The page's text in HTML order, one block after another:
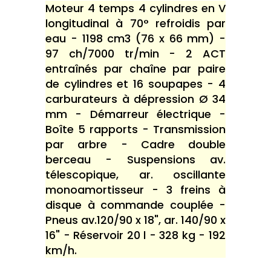
Moteur 4 temps 4 cylindres en V
longitudinal à 70° refroidis par
eau - 1198 cm3 (76 x 66 mm) -
97 ch/7000 tr/min - 2 ACT
entraînés par chaîne par paire
de cylindres et 16 soupapes - 4
carburateurs à dépression Ø 34
mm - Démarreur électrique -
Boîte 5 rapports - Transmission
par arbre - Cadre double
berceau - Suspensions av.
télescopique, ar. oscillante
monoamortisseur - 3 freins à
disque à commande couplée -
Pneus av.120/90 x 18", ar. 140/90 x
16" - Réservoir 20 l - 328 kg - 192
km/h.